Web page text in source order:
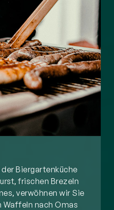
Biergartenküche
frischen Brezeln
verwöhnen wir Sie
nach Omas